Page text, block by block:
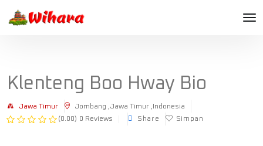
Klenteng Boo Hway Bio
Jawa Timur
Jombang ,Jawa Timur ,Indonesia
(0.00) 0 Reviews Share Simpan